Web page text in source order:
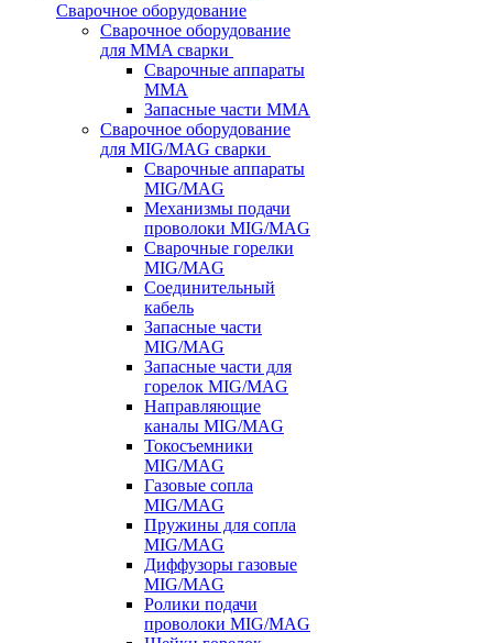
Сварочное оборудование
Сварочное оборудование
для MMA сварки
Сварочные аппараты
MMA
Запасные части MMA
Сварочное оборудование
для MIG/MAG сварки
Сварочные аппараты
MIG/MAG
Механизмы подачи
проволоки MIG/MAG
Сварочные горелки
MIG/MAG
Соединительный
кабель
Запасные части
MIG/MAG
Запасные части для
горелок MIG/MAG
Направляющие
каналы MIG/MAG
Токосъемники
MIG/MAG
Газовые сопла
MIG/MAG
Пружины для сопла
MIG/MAG
Диффузоры газовые
MIG/MAG
Ролики подачи
проволоки MIG/MAG